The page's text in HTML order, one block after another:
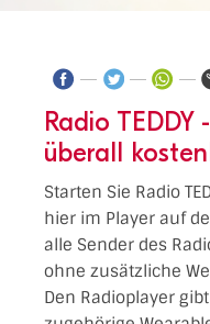
Radio TEDDY
überall
Starten Sie Radio
hier im Player auf
alle Sender des
ohne zusätzliche
Den Radioplayer